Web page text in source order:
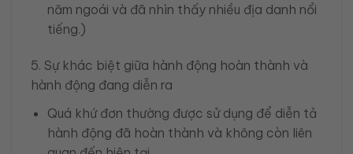
năm ngoái và đã nhìn thấy nhiều địa danh nổi
tiếng.)
5. Sự khác biệt giữa hành động hoàn thành và
hành động đang diễn ra
Quá khứ đơn thường được sử dụng để diễn tả
hành động đã hoàn thành và không còn liên